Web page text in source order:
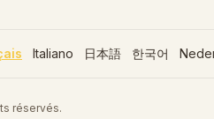
Italiano 日本語 한국어
réservés.